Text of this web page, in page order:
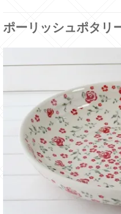
ポーリッシュポタリ